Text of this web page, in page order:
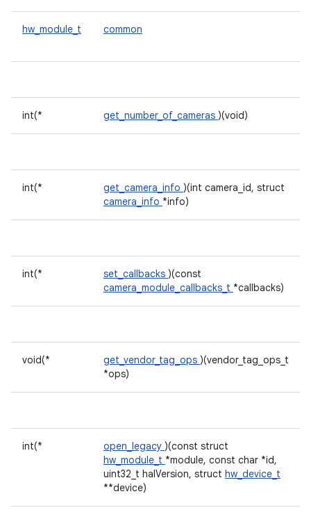
hw_module_t common
int(* get_number_of_cameras )(void)
int(* get_camera_info )(int camera_id, struct
camera_info *info)
int(* set_callbacks )(const
camera_module_callbacks_t *callbacks)
void(* get_vendor_tag_ops )(vendor_tag_ops_t
*ops)
int(* open_legacy )(const struct
hw_module_t *module, const char *id,
uint32_t halVersion, struct hw_device_t
**device)